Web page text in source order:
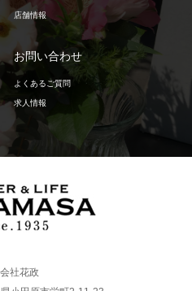
店舗情報
お問い合わせ
よくあるご質問
求人情報
社花政